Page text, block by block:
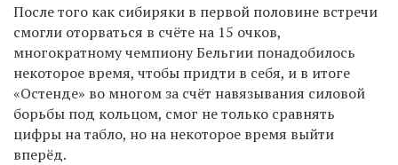
После того как сибиряки в первой половине встречи
смогли оторваться в счёте на 15 очков,
многократному чемпиону Бельгии понадобилось
некоторое время, чтобы придти в себя, и в итоге
«Остенде» во многом за счёт навязывания силовой
борьбы под кольцом, смог не только сравнять
цифры на табло, но на некоторое время выйти
вперёд.